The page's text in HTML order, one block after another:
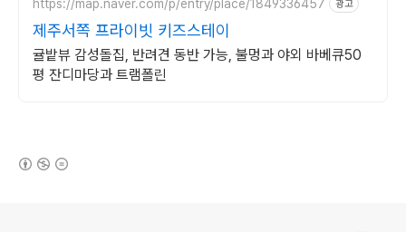
https://map.naver.com/p/entry/place/1849336457 광고
제주서쪽 프라이빗 키즈스테이
귤밭뷰 감성돌집, 반려견 동반 가능, 불멍과 야외 바베큐50
평 잔디마당과 트램폴린